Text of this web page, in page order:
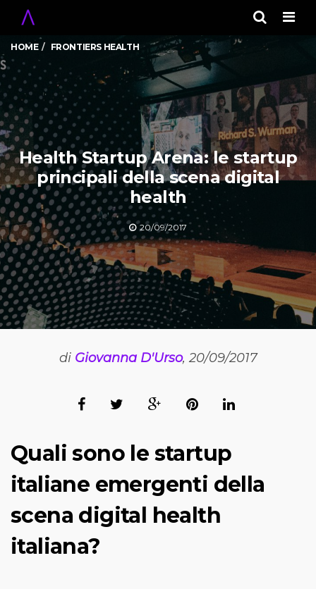
HOME FRONTIERS HEALTH
Health Startup Arena: le startup
principali della scena digital
health
20/09/2017
di Giovanna D'Urso, 20/09/2017
Quali sono le startup
italiane emergenti della
scena digital health
italiana?